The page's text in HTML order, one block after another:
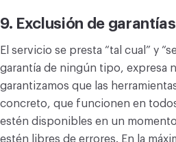
9. Exclusión de garantías
El servicio se presta “tal cual” y
garantía de ningún tipo, expresa
garantizamos que las
concreto, que funcionen en
estén disponibles en un
estén libres de errores. En la